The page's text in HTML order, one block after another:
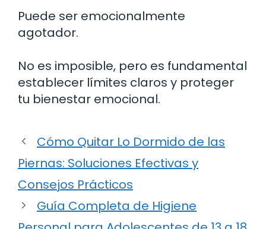
Puede ser emocionalmente
agotador.
No es imposible, pero es fundamental
establecer límites claros y proteger
tu bienestar emocional.
Cómo Quitar Lo Dormido de las
Piernas: Soluciones Efectivas y
Consejos Prácticos
Guía Completa de Higiene